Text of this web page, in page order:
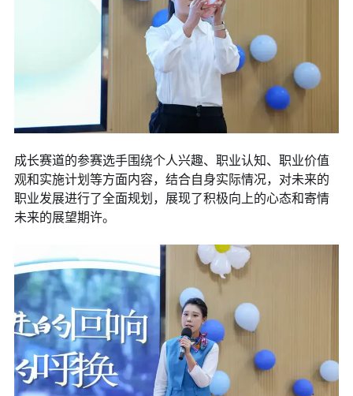
成长赛道的参赛选手围绕个人兴趣、职业认知、职业价值
观和实施计划等方面内容，结合自身实际情况，对未来的
职业发展进行了全面规划，展现了积极向上的心态和寄情
未来的展望期许。